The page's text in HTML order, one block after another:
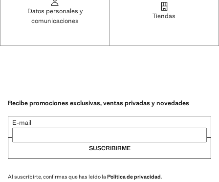
Datos personales y
comunicaciones
Tiendas
Recibe promociones exclusivas, ventas privadas y novedades
E-mail
SUSCRIBIRME
Al suscribirte, confirmas que has leído la Política de privacidad.